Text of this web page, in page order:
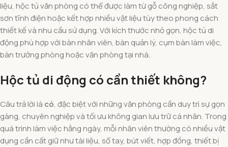
liệu, hộc tủ văn phòng có thể được làm từ gỗ công nghiệp, sắt
sơn tĩnh điện hoặc kết hợp nhiều vật liệu tùy theo phong cách
thiết kế và nhu cầu sử dụng. Với kích thước nhỏ gọn, hộc tủ di
động phù hợp với bàn nhân viên, bàn quản lý, cụm bàn làm việc,
bàn trưởng phòng hoặc văn phòng tại nhà.
Hộc tủ di động có cần thiết không?
Câu trả lời là có, đặc biệt với những văn phòng cần duy trì sự gọn
gàng, chuyên nghiệp và tối ưu không gian lưu trữ cá nhân. Trong
quá trình làm việc hằng ngày, mỗi nhân viên thường có nhiều vật
dụng cần cất giữ như tài liệu, sổ tay, bút viết, hợp đồng, thiết bị